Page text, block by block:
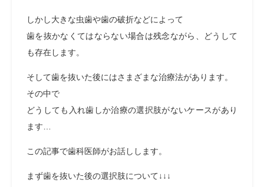
しかし大きな虫歯や歯の破折などによって
歯を抜かなくてはならない場合は残念ながら、どうして
も存在します。
そして歯を抜いた後にはさまざまな治療法があります。
その中で
どうしても入れ歯しか治療の選択肢がないケースがあり
ます…
この記事で歯科医師がお話しします。
まず歯を抜いた後の選択肢について↓↓↓